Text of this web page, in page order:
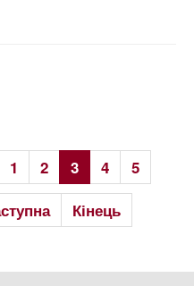
1 2 3 4
5
Кінець